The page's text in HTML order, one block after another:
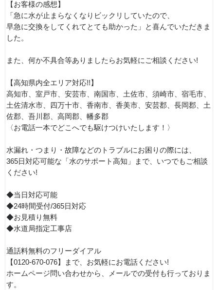
【お客様の感想】
「急に水が止まらなくなりビックリしていたので、
早急に交換をしてくれてとても助かった」と喜んでいただきま
した。
また、何か不具合等ありましたらお気軽にご相談ください!
【高知県内全エリア対応!!】
高知市、室戸市、安芸市、南国市、土佐市、須崎市、宿毛市、
土佐清水市、四万十市、香南市、香美市、安芸郡、長岡郡、土
佐郡、吾川郡、高岡郡、幡多郡
〈お電話一本でどこへでも駆けつけいたします！〉
水漏れ・つまり・故障などのトラブルにお困りの際には、
365日対応可能な「水のサポート高知」まで、いつでもご相談
ください!
◆当日対応可能
◆24時間受付/365日対応
◆お見積り無料
◆水道局指定工事店
通話料無料のフリーダイアル
【0120-670-076】まで、お気軽にお電話ください!
ホームページ問い合わせから、メールでの受付も行っておりま
す。